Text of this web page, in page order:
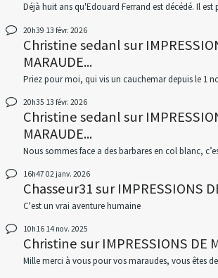
Déjà huit ans qu'Edouard Ferrand est décédé. Il est
20h39 13 févr. 2026
Christine sedanlsur
MARAUDE...
Priez pour moi, qui vis un cauchemar depuis le 1
20h35 13 févr. 2026
Christine sedanlsur
MARAUDE...
Nous sommes face a des barbares en col blanc,
16h47 02 janv. 2026
Chasseur31surIMPRESSIONS
C'est un vrai aventure humaine
10h16 14 nov. 2025
ChristinesurIMPRESSIONS DE
Mille merci à vous pour vos maraudes, vous êtes